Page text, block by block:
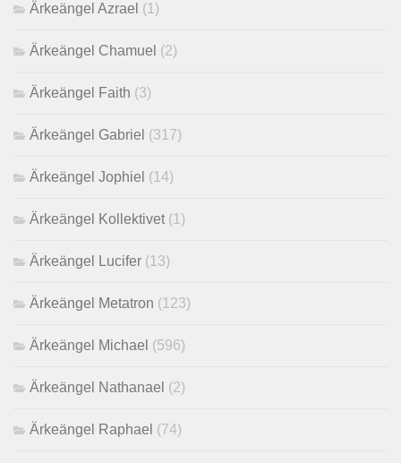
Ärkeängel Azrael (1)
Ärkeängel Chamuel (2)
Ärkeängel Faith (3)
Ärkeängel Gabriel (317)
Ärkeängel Jophiel (14)
Ärkeängel Kollektivet (1)
Ärkeängel Lucifer (13)
Ärkeängel Metatron (123)
Ärkeängel Michael (596)
Ärkeängel Nathanael (2)
Ärkeängel Raphael (74)